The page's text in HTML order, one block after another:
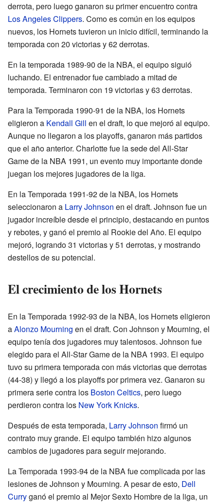
derrota, pero luego ganaron su primer encuentro contra
Los Angeles Clippers. Como es común en los equipos
nuevos, los Hornets tuvieron un inicio difícil, terminando la
temporada con 20 victorias y 62 derrotas.
En la temporada 1989-90 de la NBA, el equipo siguió
luchando. El entrenador fue cambiado a mitad de
temporada. Terminaron con 19 victorias y 63 derrotas.
Para la Temporada 1990-91 de la NBA, los Hornets
eligieron a Kendall Gill en el draft, lo que mejoró al equipo.
Aunque no llegaron a los playoffs, ganaron más partidos
que el año anterior. Charlotte fue la sede del All-Star
Game de la NBA 1991, un evento muy importante donde
juegan los mejores jugadores de la liga.
En la Temporada 1991-92 de la NBA, los Hornets
seleccionaron a Larry Johnson en el draft. Johnson fue un
jugador increíble desde el principio, destacando en puntos
y rebotes, y ganó el premio al Rookie del Año. El equipo
mejoró, logrando 31 victorias y 51 derrotas, y mostrando
destellos de su potencial.
El crecimiento de los Hornets
En la Temporada 1992-93 de la NBA, los Hornets eligieron
aAlonzo Mourning en el draft. Con Johnson y Mourning, el
equipo tenía dos jugadores muy talentosos. Johnson fue
elegido para el All-Star Game de la NBA 1993. El equipo
tuvo su primera temporada con más victorias que derrotas
(44-38) y llegó a los playoffs por primera vez. Ganaron su
primera serie contra los Boston Celtics, pero luego
perdieron contra los New York Knicks.
Después de esta temporada, Larry Johnson firmó un
contrato muy grande. El equipo también hizo algunos
cambios de jugadores para seguir mejorando.
La Temporada 1993-94 de la NBA fue complicada por las
lesiones de Johnson y Mourning. A pesar de esto, Dell
Curryganó el premio al Mejor Sexto Hombre de la liga, un